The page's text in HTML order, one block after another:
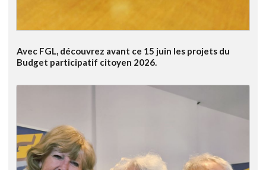
Avec FGL, découvrez avant ce 15 juin les projets du
Budget participatif citoyen 2026.